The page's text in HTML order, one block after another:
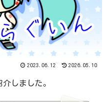
2023.06.12 2026.05.10
しました。